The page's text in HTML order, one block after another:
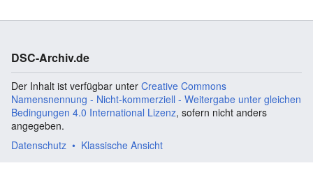
DSC-Archiv.de
Der Inhalt ist verfügbar unter Creative Commons
Namensnennung - Nicht-kommerziell - Weitergabe unter gleichen
Bedingungen 4.0 International Lizenz, sofern nicht anders
angegeben.
Datenschutz
Klassische Ansicht